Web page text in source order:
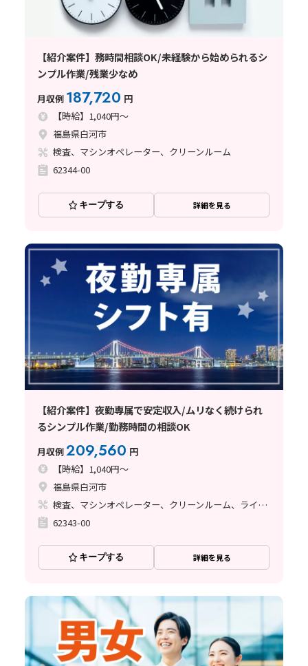
【紹介案件】務時間相談OK/未経験から始められるシ
ンプル作業/残業少なめ
月収例 187,720 円
【時給】1,040円～
福島県白河市
検査、マシンオペレーター、クリーンルーム
62344-00
キープする 詳細を見る
【紹介案件】夜勤専属で安定収入/ムリなく続けられ
るシンプル作業/勤務時間の相談OK
月収例209,560 円
【時給】1,040円～
福島県白河市
検査、マシンオペレーター、クリーンルーム、ライン作業
62343-00
キープする 詳細を見る